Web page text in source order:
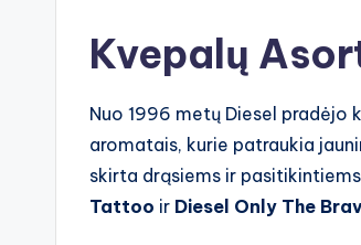
Kvepalų
Nuo 1996 metų Diesel pradėjo
aromatais, kurie patraukia
skirta drąsiems ir
Tattoo ir Diesel Only The